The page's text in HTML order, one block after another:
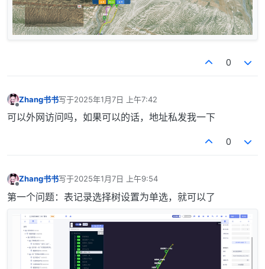
0
Zhang书书写于2025年1月7日 上午7:42
最后由 编辑
可以外网访问吗，如果可以的话，地址私发我一下
0
Zhang书书写于2025年1月7日 上午9:54
最后由 编辑
第一个问题：表记录选择树设置为单选，就可以了